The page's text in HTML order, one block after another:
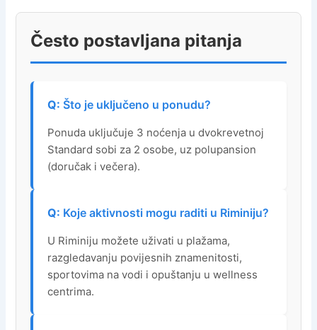
Često postavljana pitanja
Što je uključeno u ponudu?
Ponuda uključuje 3 noćenja u dvokrevetnoj
Standard sobi za 2 osobe, uz polupansion
(doručak i večera).
Koje aktivnosti mogu raditi u Riminiju?
U Riminiju možete uživati u plažama,
razgledavanju povijesnih znamenitosti,
sportovima na vodi i opuštanju u wellness
centrima.